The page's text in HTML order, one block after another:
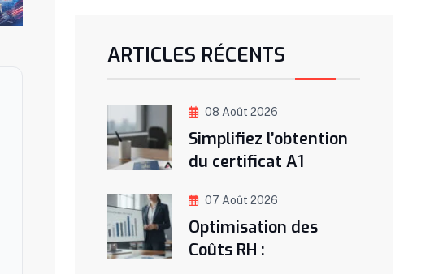
ARTICLES RÉCENTS
08 Août 2026
Simplifiez l’obtention
du certificat A1
07 Août 2026
Optimisation des
Coûts RH :